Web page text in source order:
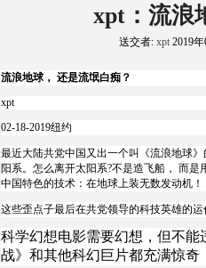
xpt：流浪
送交者: xpt 2019
流浪地球， 还是流氓白痴？
xpt
02-18-2019纽约
最近大陆共党中国又出一个叫《流浪地球
阳系。怎么离开太阳系?不是造飞船， 而
中国特色的技术：在地球上装无数发动机！
这些歪点子最后在共党领导的科技英雄的运
科学幻想电影需要幻想，但不
战》和其他科幻巨片都充满惊奇